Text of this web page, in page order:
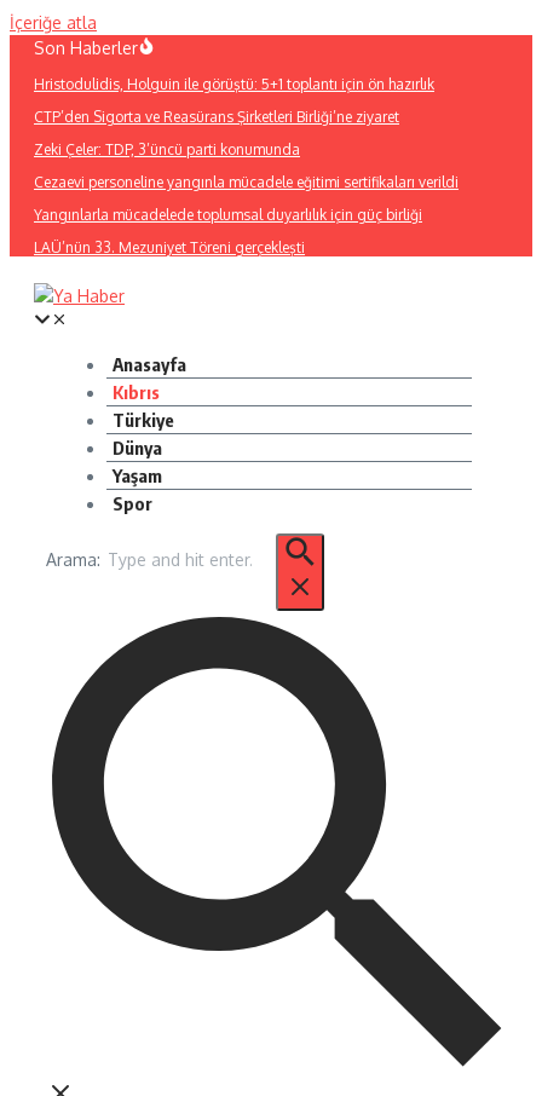
İçeriğe atla
Son Haberler
Hristodulidis, Holguin ile görüştü: 5+1 toplantı için ön hazırlık
CTP’den Sigorta ve Reasürans Şirketleri Birliği’ne ziyaret
Zeki Çeler: TDP, 3’üncü parti konumunda
Cezaevi personeline yangınla mücadele eğitimi sertifikaları verildi
Yangınlarla mücadelede toplumsal duyarlılık için güç birliği
LAÜ’nün 33. Mezuniyet Töreni gerçekleşti
Anasayfa
Kıbrıs
Türkiye
Dünya
Yaşam
Spor
Arama: